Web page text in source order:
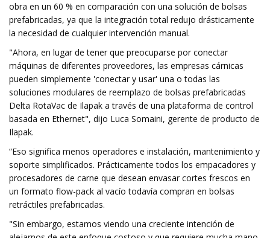
obra en un 60 % en comparación con una solución de bolsas
prefabricadas, ya que la integración total redujo drásticamente
la necesidad de cualquier intervención manual.
"Ahora, en lugar de tener que preocuparse por conectar
máquinas de diferentes proveedores, las empresas cárnicas
pueden simplemente 'conectar y usar' una o todas las
soluciones modulares de reemplazo de bolsas prefabricadas
Delta RotaVac de Ilapak a través de una plataforma de control
basada en Ethernet", dijo Luca Somaini, gerente de producto de
Ilapak.
“Eso significa menos operadores e instalación, mantenimiento y
soporte simplificados. Prácticamente todos los empacadores y
procesadores de carne que desean envasar cortes frescos en
un formato flow-pack al vacío todavía compran en bolsas
retráctiles prefabricadas.​
"Sin embargo, estamos viendo una creciente intención de